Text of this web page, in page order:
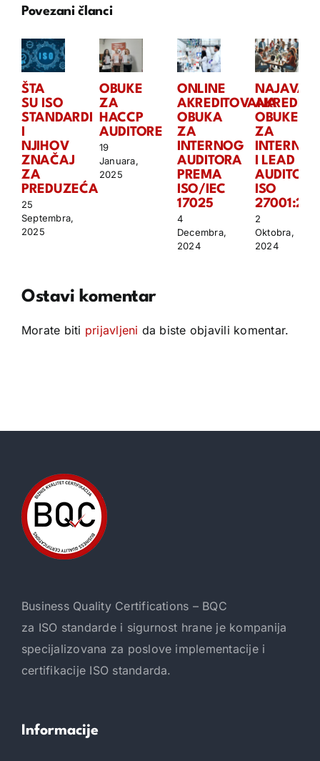
Povezani članci
ŠTA
SU ISO
STANDARDI
NJIHOV
ZNAČAJ
ZA
PREDUZEĆA
25
Septembra,
2025
OBUKE
ZA
HACCP
AUDITORE
19
Januara,
2025
ONLINE
AKREDITOVANA
OBUKA
ZA
INTERNOG
AUDITORA
PREMA
ISO/IEC
17025
4
Decembra,
2024
NAJAVA
OBUKE
ZA
I LEAD
AUDITORA
ISO
2
Oktobra,
2024
Ostavi komentar
Morate biti prijavljeni da biste objavili komentar.
Business Quality Certifications – BQC
za ISO standarde i sigurnost hrane je kompanija
specijalizovana za poslove implementacije i
certifikacije ISO standarda.
Informacije